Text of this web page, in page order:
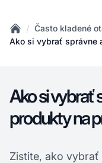
Home
/ Často kladené
Ako si vybrať správne
Ako si vybrať
produkty na
Zistite, ako